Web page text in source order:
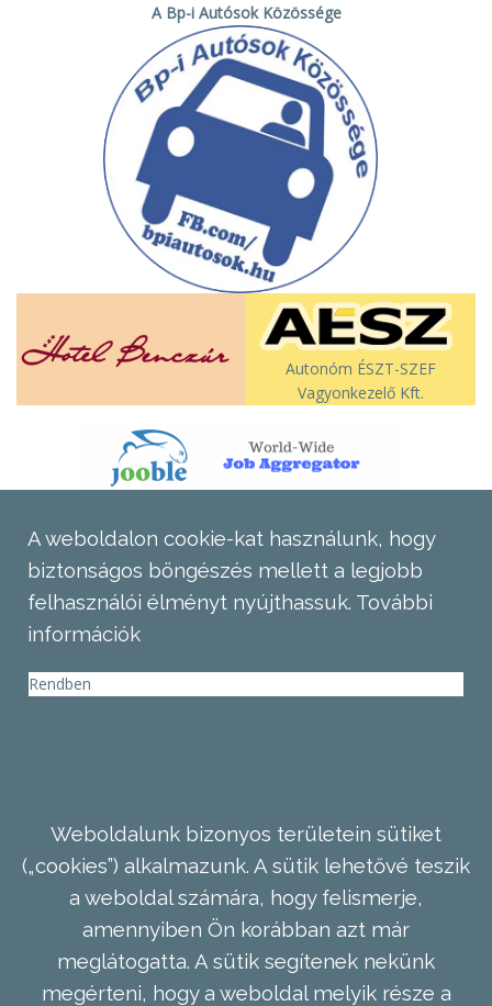
A Bp-i Autósok Közössége
Autonóm ÉSZT-SZEF
Vagyonkezelő Kft.
A weboldalon cookie-kat használunk, hogy
biztonságos böngészés mellett a legjobb
felhasználói élményt nyújthassuk. További
információk
Rendben
Weboldalunk bizonyos területein sütiket
(„cookies”) alkalmazunk. A sütik lehetővé teszik
a weboldal számára, hogy felismerje,
amennyiben Ön korábban azt már
meglátogatta. A sütik segítenek nekünk
megérteni, hogy a weboldal melyik része a